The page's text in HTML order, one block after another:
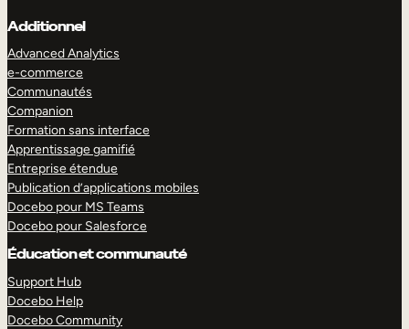
Additionnel
Advanced Analytics
e-commerce
Communautés
Companion
Formation sans interface
Apprentissage gamifié
Entreprise étendue
Publication d’applications mobiles
Docebo pour MS Teams
Docebo pour Salesforce
Éducation et communauté
Support Hub
Docebo Help
Docebo Community